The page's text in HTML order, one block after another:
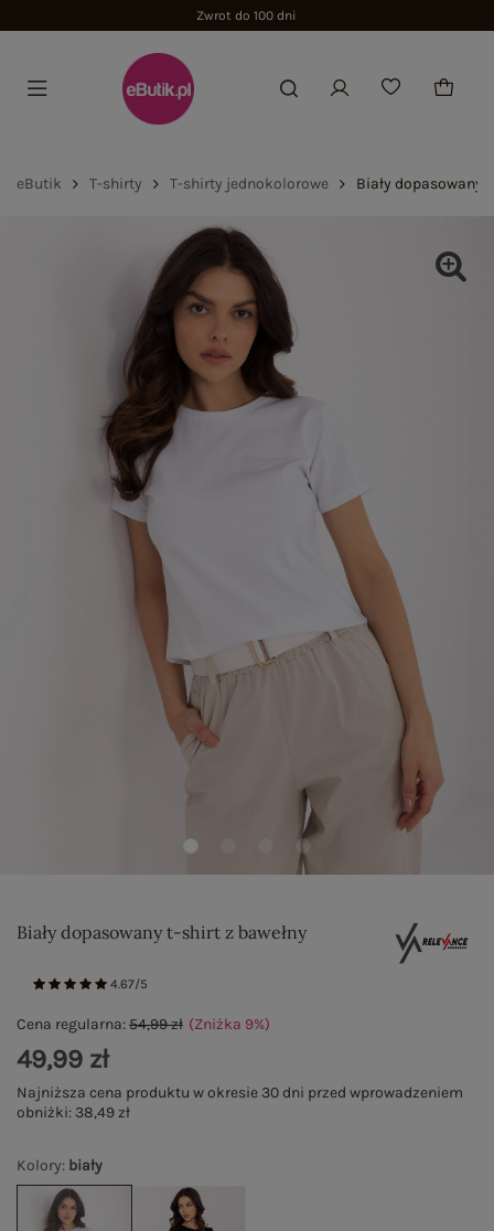
Zwrot do 100 dni
eButik T-shirty T-shirty jednokolorowe Biały dopasowany
Biały dopasowany t-shirt z bawełny
4.67/5
Kolory: biały
Cena regularna:54,99 zł (Zniżka 9%)
49,99 zł
Najniższa cena produktu w okresie 30 dni przed wprowadzeniem
obniżki: 38,49 zł